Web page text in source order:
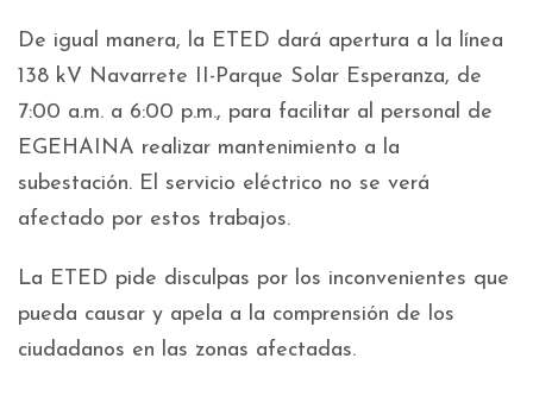
De igual manera, la ETED dará apertura a la línea
138 kV Navarrete II-Parque Solar Esperanza, de
7:00 a.m. a 6:00 p.m., para facilitar al personal de
EGEHAINA realizar mantenimiento a la
subestación. El servicio eléctrico no se verá
afectado por estos trabajos.
La ETED pide disculpas por los inconvenientes que
pueda causar y apela a la comprensión de los
ciudadanos en las zonas afectadas.